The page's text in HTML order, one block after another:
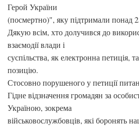
Герой України
(посмертно)", яку підтримали понад
Дякую всім, хто долучився до
взаємодії влади і
суспільства, як електронна петиція,
позицію.
Стосовно порушеного у петиції
Гідне відзначення громадян за
Україною, зокрема
військовослужбовців, які боронять